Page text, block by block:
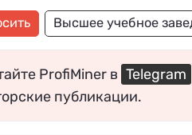
Высшее учебное
ProfiMiner в Telegram
публикации.